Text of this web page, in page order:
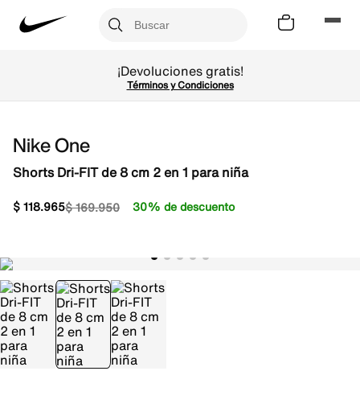
¡Devoluciones gratis!
Términos y Condiciones
Nike One
Shorts Dri-FIT de 8 cm 2 en 1 para niña
$169.950
$118.965 30% de descuento